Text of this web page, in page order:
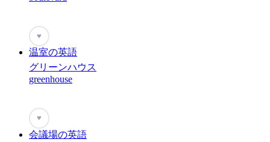
♥
温室の英語
グリーンハウス
greenhouse
♥
会議場の英語